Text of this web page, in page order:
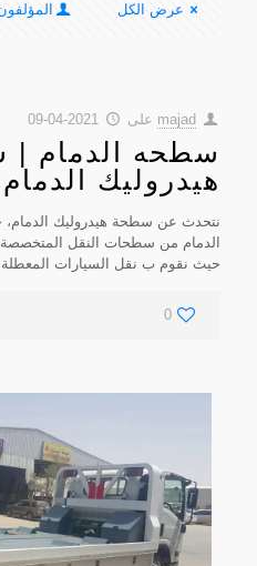
عرض الكل
majad على 2021-04-09
سطحه الدمام
هيدروليك الدمام 0553508576
نتحدث عن سطحة هيدروليك الدمام،
الدمام من سطحات النقل المتخصصة
حيث نقوم ب نقل السيارات المعطلة
0